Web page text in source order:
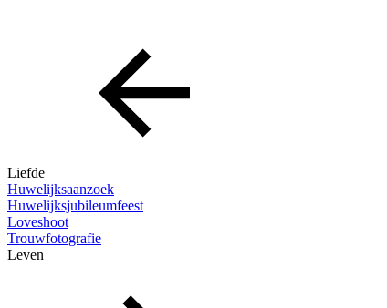
Liefde
Huwelijksaanzoek
Huwelijksjubileumfeest
Loveshoot
Trouwfotografie
Leven